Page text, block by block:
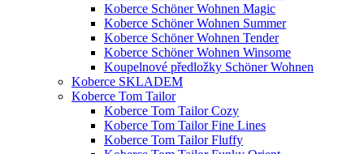
Koberce Schöner Wohnen Magic
Koberce Schöner Wohnen Summer
Koberce Schöner Wohnen Tender
Koberce Schöner Wohnen Winsome
Koupelnové předložky Schöner Wohnen
Koberce SKLADEM
Koberce Tom Tailor
Koberce Tom Tailor Cozy
Koberce Tom Tailor Fine Lines
Koberce Tom Tailor Fluffy